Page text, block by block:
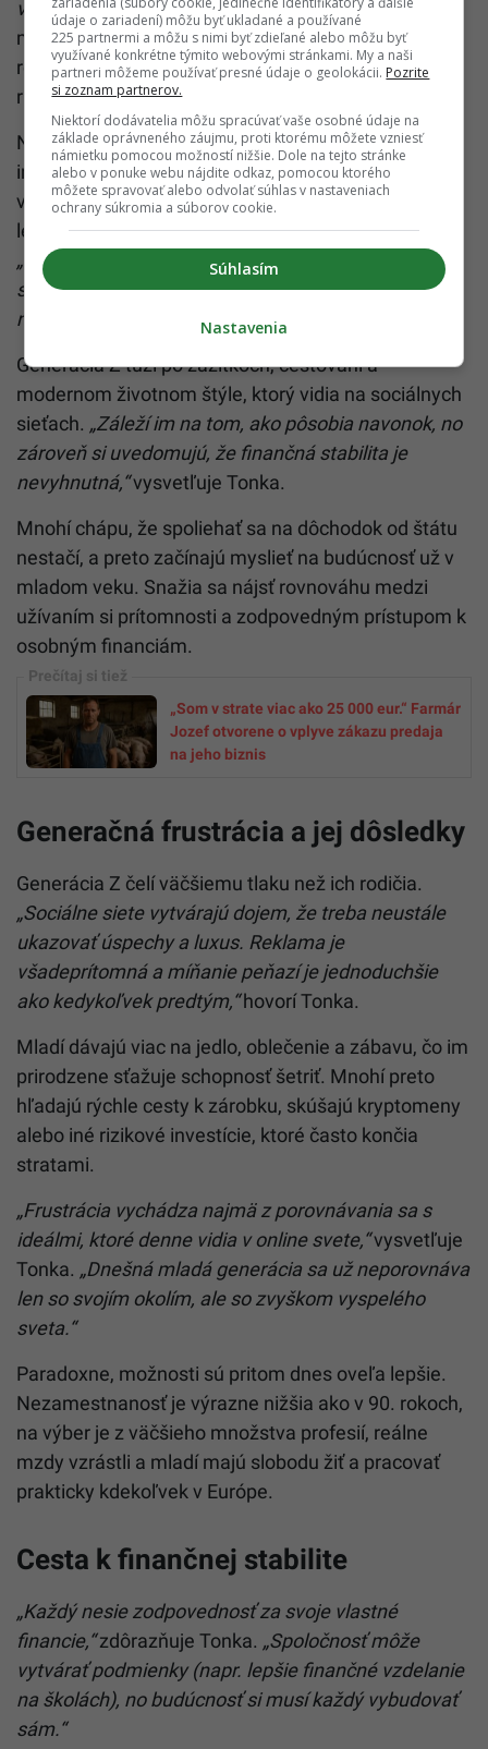
vôbec,“upozorňuje Tonka. Mladí sa teda často učia
metódou pokus a omyl, čo je pri veľkých
rozhodnutiach o hypotéke či investovaní príliš
riskantné.
Na sociálnych sieťach síce sledujú finančných
influencerov, no tí sa líšia kvalitou. Bez základných
vedomostí je ťažké rozoznať, čo je dobrá rada a čo
len reklama alebo sledovanie vlastných záujmov.
„Ďalšou prekážkou je, že často sa nemajú koho
spýtať ani doma. Mnohí rodičia s investovaním
nemajú vlastné skúsenosti,“
dodáva Tonka.
Generácia Z túži po zážitkoch, cestovaní a
modernom životnom štýle, ktorý vidia na sociálnych
sieťach. „Záleží im na tom, ako pôsobia navonok, no
zároveň si uvedomujú, že finančná stabilita je
nevyhnutná,“vysvetľuje Tonka.
Mnohí chápu, že spoliehať sa na dôchodok od štátu
nestačí, a preto začínajú myslieť na budúcnosť už v
mladom veku. Snažia sa nájsť rovnováhu medzi
užívaním si prítomnosti a zodpovedným prístupom k
osobným financiám.
„Som v strate viac ako 25 000 eur.“ Farmár
Jozef otvorene o vplyve zákazu predaja
na jeho biznis
Generačná frustrácia a jej dôsledky
Generácia Z čelí väčšiemu tlaku než ich rodičia.
„Sociálne siete vytvárajú dojem, že treba neustále
ukazovať úspechy a luxus. Reklama je
všadeprítomná a míňanie peňazí je jednoduchšie
ako kedykoľvek predtým,“hovorí Tonka.
Mladí dávajú viac na jedlo, oblečenie a zábavu, čo im
prirodzene sťažuje schopnosť šetriť. Mnohí preto
hľadajú rýchle cesty k zárobku, skúšajú kryptomeny
alebo iné rizikové investície, ktoré často končia
stratami.
„Frustrácia vychádza najmä z porovnávania sa s
ideálmi, ktoré denne vidia v online svete,“vysvetľuje
Tonka. „Dnešná mladá generácia sa už neporovnáva
len so svojím okolím, ale so zvyškom vyspelého
sveta.“
Paradoxne, možnosti sú pritom dnes oveľa lepšie.
Nezamestnanosť je výrazne nižšia ako v 90. rokoch,
na výber je z väčšieho množstva profesií, reálne
mzdy vzrástli a mladí majú slobodu žiť a pracovať
prakticky kdekoľvek v Európe.
Cesta k finančnej stabilite
„Každý nesie zodpovednosť za svoje vlastné
financie,“zdôrazňuje Tonka. „Spoločnosť môže
vytvárať podmienky (napr. lepšie finančné vzdelanie
na školách), no budúcnosť si musí každý vybudovať
sám.“
údaje o zariadení) môžu byť ukladané a používané
225 partnermi a môžu s nimi byť zdieľané alebo môžu byť
využívané konkrétne týmito webovými stránkami. My a naši
partneri môžeme používať presné údaje o geolokácii. Pozrite
si zoznam partnerov.
Niektorí dodávatelia môžu spracúvať vaše osobné údaje na
základe oprávneného záujmu, proti ktorému môžete vzniesť
námietku pomocou možností nižšie. Dole na tejto stránke
alebo v ponuke webu nájdite odkaz, pomocou ktorého
môžete spravovať alebo odvolať súhlas v nastaveniach
ochrany súkromia a súborov cookie.
Súhlasím
Nastavenia